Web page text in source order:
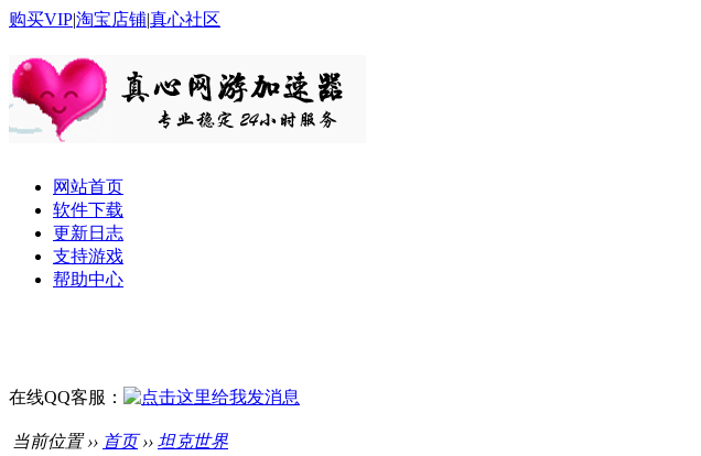
购买VIP|淘宝店铺|真心社区
网站首页
软件下载
更新日志
支持游戏
帮助中心
在线QQ客服：
当前位置 ›› 首页›› 坦克世界